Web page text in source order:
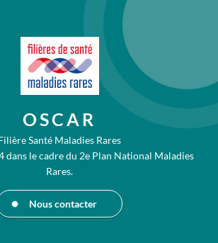
OSCAR
Santé Maladies Rares
dans le cadre du 2e Plan National Maladies
Rares.
Nous contacter